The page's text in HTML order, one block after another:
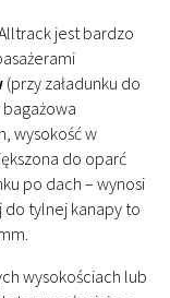
jest bardzo
(przy załadunku do
wysokość w
do oparć
po dach – wynosi
do tylnej kanapy to
wysokościach lub